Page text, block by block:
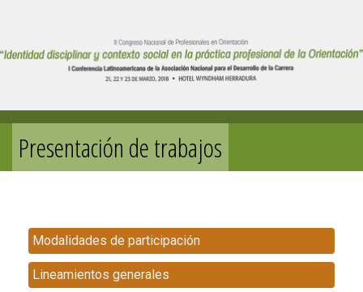
Presentación de trabajos
Modalidades de participación
Lineamientos generales